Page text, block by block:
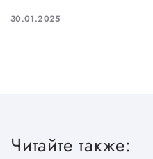
О фонде
30.01.2025
Читайте также: